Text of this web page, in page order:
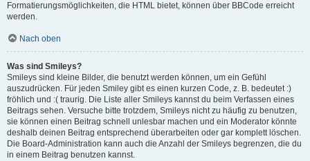
Formatierungsmöglichkeiten, die HTML bietet, können über BBCode erreicht
werden.
Nach oben
Was sind Smileys?
Smileys sind kleine Bilder, die benutzt werden können, um ein Gefühl
auszudrücken. Für jeden Smiley gibt es einen kurzen Code, z. B. bedeutet :)
fröhlich und :( traurig. Die Liste aller Smileys kannst du beim Verfassen eines
Beitrags sehen. Versuche bitte trotzdem, Smileys nicht zu häufig zu benutzen,
sie können einen Beitrag schnell unlesbar machen und ein Moderator könnte
deshalb deinen Beitrag entsprechend überarbeiten oder gar komplett löschen.
Die Board-Administration kann auch die Anzahl der Smileys begrenzen, die du
in einem Beitrag benutzen kannst.